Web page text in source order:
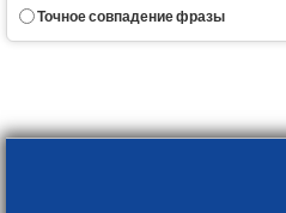
Точное совпадение фразы